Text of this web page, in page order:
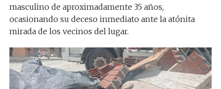
masculino de aproximadamente 35 años,
ocasionando su deceso inmediato ante la atónita
mirada de los vecinos del lugar.